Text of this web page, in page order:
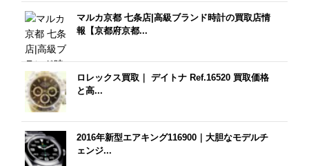
マルカ京都 七条店|高級ブランド時計の買取店情
報【京都府京都...
ロレックス買取｜ デイトナ Ref.16520 買取価格
と高...
2016年新型エアキング116900｜大胆なモデルチ
ェンジ...